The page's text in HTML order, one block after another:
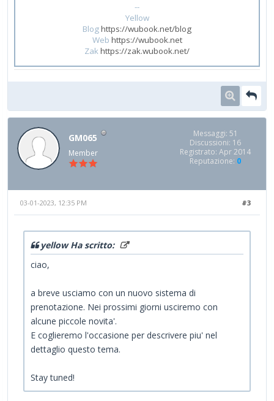
--
Yellow
Bloghttps://wubook.net/blog
Web https://wubook.net
Zakhttps://zak.wubook.net/
GM065
Member
Messaggi: 51
Discussioni: 16
Registrato: Apr 2014
Reputazione: 0
#3
03-01-2023, 12:35 PM
yellow Ha scritto:
ciao,
a breve usciamo con un nuovo sistema di
prenotazione. Nei prossimi giorni usciremo con
alcune piccole novita'.
E coglieremo l'occasione per descrivere piu' nel
dettaglio questo tema.
Stay tuned!